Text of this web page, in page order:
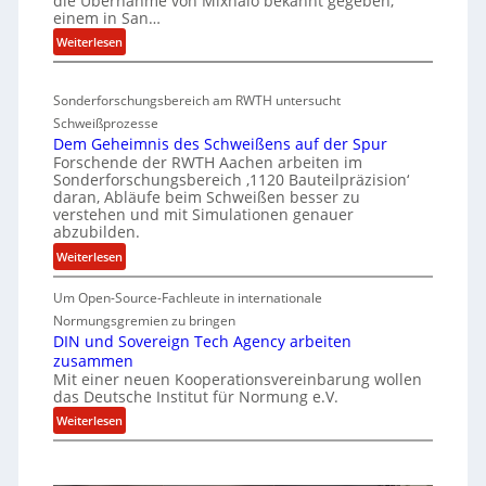
V
c
e
r
h
e
s
c
h
i
n
k
l
e
i
u
n
g
e
e
ff
M
a
r
i
G
l
e
n
z
w
i
r
d
A
e
a
V
i
c
e
einem in San…
Weiterlesen:
D
e
p
L
ü
b
e
r
n
i
t
M
i
x
h
a
Sonderforschungsbereich am RWTH untersucht
Schweißprozesse
Dem Geheimnis des Schweißens auf der Spur
Forschende der RWTH Aachen arbeiten im
Sonderforschungsbereich ‚1120 Bauteilpräzision‘
daran, Abläufe beim Schweißen besser zu
verstehen und mit Simulationen genauer
abzubilden.
Weiterlesen:
D
e
m
G
e
h
e
i
m
i
Um Open-Source-Fachleute in internationale
Normungsgremien zu bringen
DIN und Sovereign Tech Agency arbeiten
zusammen
Mit einer neuen Kooperationsvereinbarung wollen
das Deutsche Institut für Normung e.V.
Weiterlesen:
D
N